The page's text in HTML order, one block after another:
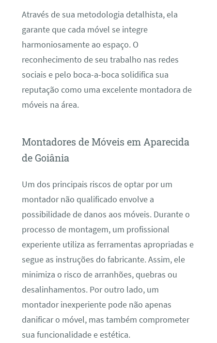
Através de sua metodologia detalhista, ela
garante que cada móvel se integre
harmoniosamente ao espaço. O
reconhecimento de seu trabalho nas redes
sociais e pelo boca-a-boca solidifica sua
reputação como uma excelente montadora de
móveis na área.
Montadores de Móveis em Aparecida
de Goiânia
Um dos principais riscos de optar por um
montador não qualificado envolve a
possibilidade de danos aos móveis. Durante o
processo de montagem, um profissional
experiente utiliza as ferramentas apropriadas e
segue as instruções do fabricante. Assim, ele
minimiza o risco de arranhões, quebras ou
desalinhamentos. Por outro lado, um
montador inexperiente pode não apenas
danificar o móvel, mas também comprometer
sua funcionalidade e estética.